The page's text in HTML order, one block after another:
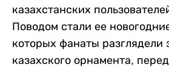
казахстанских
Поводом стали ее
которых фанаты разглядели
казахского орнамента,